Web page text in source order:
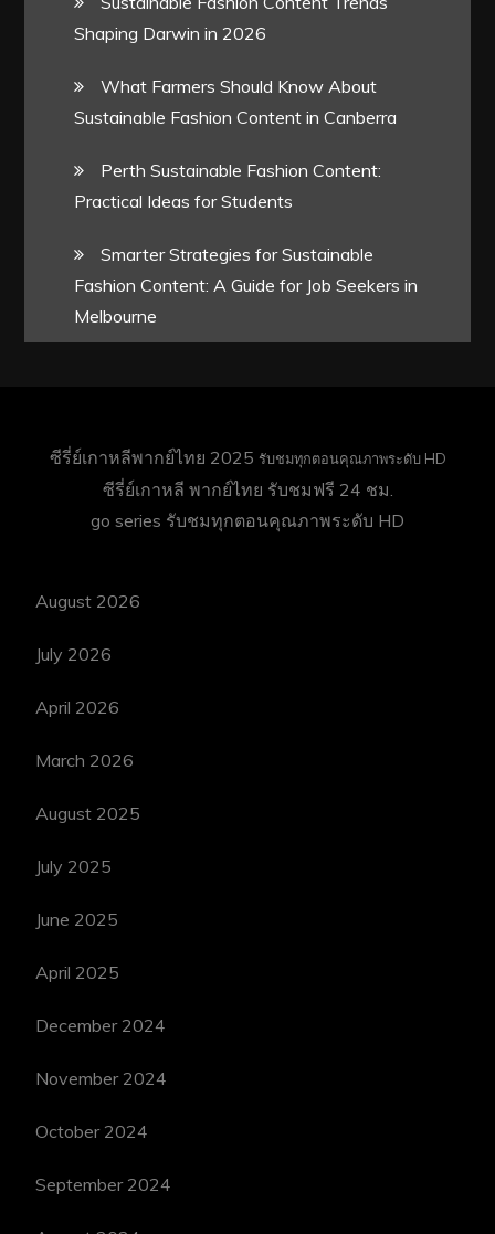
Shaping Darwin in 2026
What Farmers Should Know About
Sustainable Fashion Content in Canberra
Perth Sustainable Fashion Content:
Practical Ideas for Students
Smarter Strategies for Sustainable
Fashion Content: A Guide for Job Seekers in
Melbourne
ซีรี่ย์เกาหลีพากย์ไทย 2025 รับชมทุกตอนคุณภาพระดับ HD
ซีรี่ย์เกาหลี พากย์ไทย รับชมฟรี 24 ชม.
go series รับชมทุกตอนคุณภาพระดับ HD
August 2026
July 2026
April 2026
March 2026
August 2025
July 2025
June 2025
April 2025
December 2024
November 2024
October 2024
September 2024